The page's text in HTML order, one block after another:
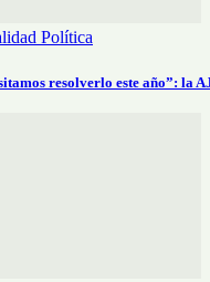
Política
resolverlo este año”: